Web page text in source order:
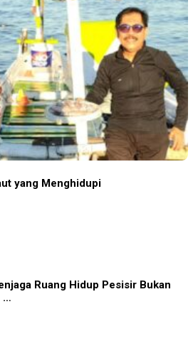
yang Menghidupi
Ruang Hidup Pesisir Bukan
…